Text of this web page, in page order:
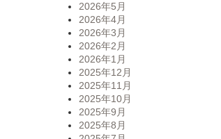
2026年5月
2026年4月
2026年3月
2026年2月
2026年1月
2025年12月
2025年11月
2025年10月
2025年9月
2025年8月